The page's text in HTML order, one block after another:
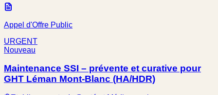
Appel d'Offre Public
URGENT
Nouveau
Maintenance SSI – prévente et curative pour
GHT Léman Mont-Blanc (HA/HDR)